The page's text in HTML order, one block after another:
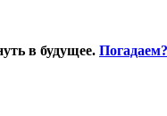
в будущее. Погадаем?